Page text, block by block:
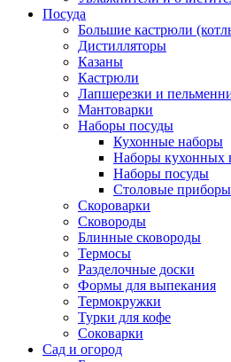
Посуда
Большие кастрюли
Дистилляторы
Казаны
Кастрюли
Лапшерезки и
Мантоварки
Наборы посуды
Кухонные наборы
Наборы кухонных
Наборы посуды
Столовые приборы
Скороварки
Сковороды
Блинные сковороды
Термосы
Разделочные доски
Формы для выпекания
Термокружки
Турки для кофе
Соковарки
Сад и огород